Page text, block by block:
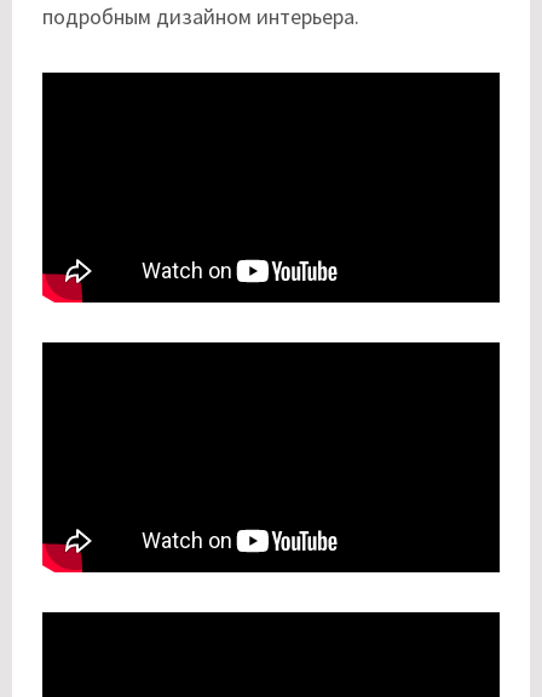
подробным дизайном интерьера.